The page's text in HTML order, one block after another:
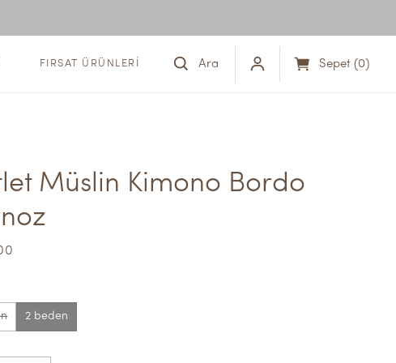
FIRSAT ÜRÜNLERİ Ara Sepet (0)
Müslin Kimono Bordo
2 beden